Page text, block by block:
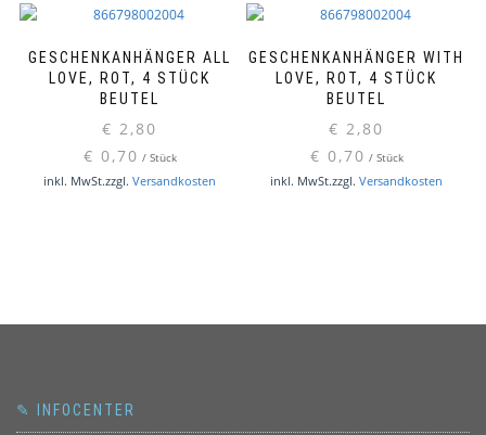
GESCHENKANHÄNGER ALL
LOVE, ROT, 4 STÜCK
BEUTEL
€ 2,80
€ 0,70 / Stück
inkl. MwSt.zzgl. Versandkosten
GESCHENKANHÄNGER WITH
LOVE, ROT, 4 STÜCK
BEUTEL
€ 2,80
€ 0,70 / Stück
inkl. MwSt.zzgl. Versandkosten
✎ INFOCENTER